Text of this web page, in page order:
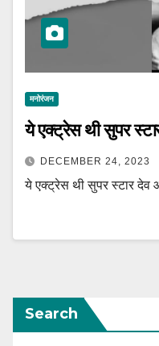
मनोरंजन
ये एक्ट्रेस थी सुपर
DECEMBER 24, 2023
ये एक्ट्रेस थी सुपर स्टार देव
Search